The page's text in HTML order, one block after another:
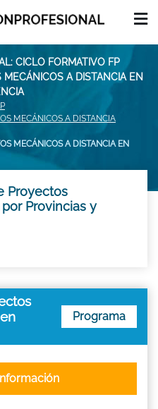
CICLO FORMATIVO FP
MECÁNICOS A DISTANCIA EN
MECÁNICOS A DISTANCIA
MECÁNICOS A DISTANCIA EN
Proyectos
Provincias y
Programa